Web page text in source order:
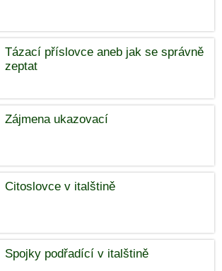
Tázací příslovce aneb jak se správně
zeptat
Zájmena ukazovací
Citoslovce v italštině
Spojky podřadící v italštině